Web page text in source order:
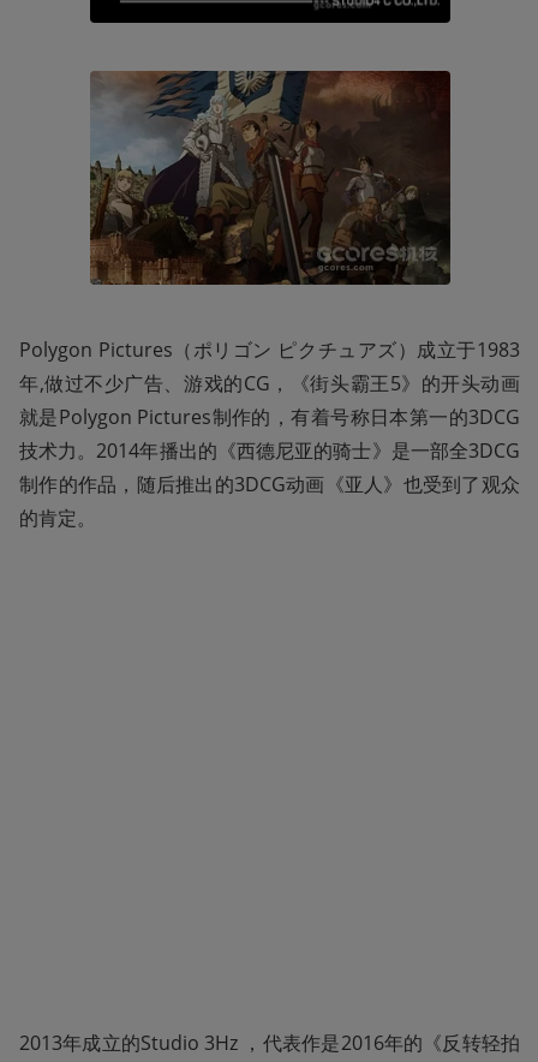
Polygon Pictures（ポリゴン ピクチュアズ）成立于1983
年,做过不少广告、游戏的CG，《街头霸王5》的开头动画
就是Polygon Pictures制作的，有着号称日本第一的3DCG
技术力。2014年播出的《西德尼亚的骑士》是一部全3DCG
制作的作品，随后推出的3DCG动画《亚人》也受到了观众
的肯定。
2013年成立的Studio 3Hz ，代表作是2016年的《反转轻拍